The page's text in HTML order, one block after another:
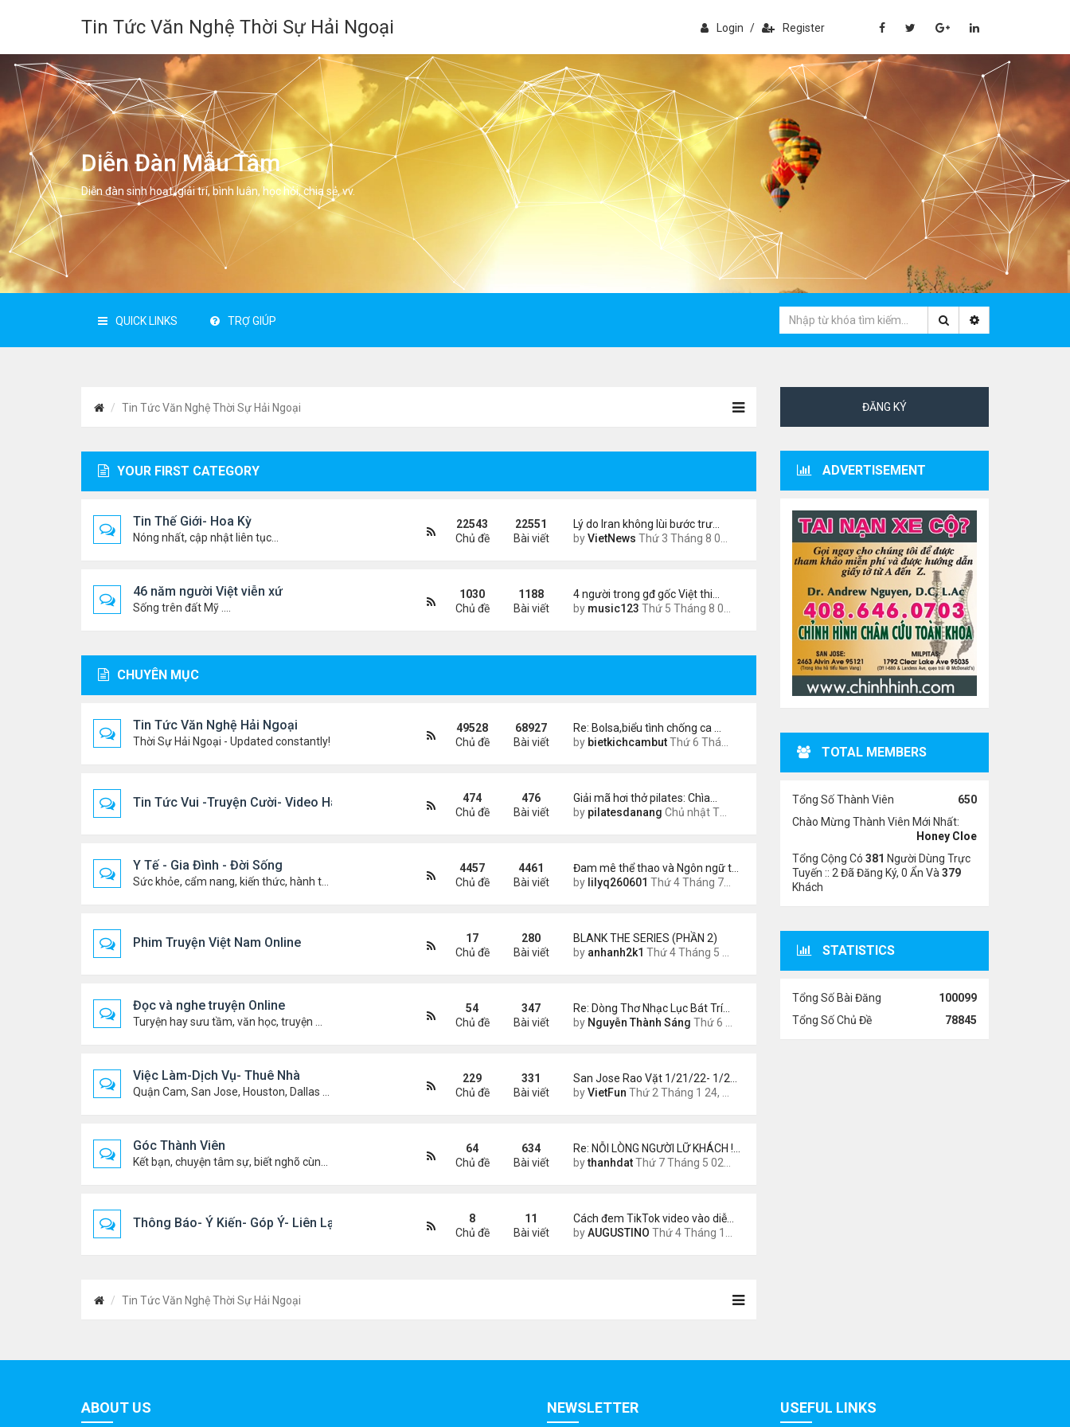
Tin Tức Văn Nghệ Thời Sự Hải Ngoại Login / Register
Diễn Đàn Mẫu Tâm
Diễn đàn sinh hoạt, giải trí, bình luân, học hỏi, chia sẻ, vv.
QUICK LINKS TRỢ GIÚP
Tin Tức Văn Nghệ Thời Sự Hải Ngoại
YOUR FIRST CATEGORY
Tin Thế Giới- Hoa Kỳ
Nóng nhất, cập nhật liên tục...
Lý do Iran không lùi bước trư…
byVietNews Thứ 3 Tháng 8 04, 2026 4:32 pm
22543
Chủ đề
22551
Bài viết
46 năm người Việt viễn xứ
Sống trên đất Mỹ ....
4 người trong gđ gốc Việt thi…
by music123 Thứ 5 Tháng 8 06, 2026 4:06 pm
1030
Chủ đề
1188
Bài viết
CHUYÊN MỤC
Tin Tức Văn Nghệ Hải Ngoại
Thời Sự Hải Ngoại - Updated constantly!
Re: Bolsa,biểu tình chống ca …
by bietkichcambutThứ 6 Tháng 8 07, 2026 8:13 pm
49528
Chủ đề
68927
Bài viết
Tin Tức Vui -Truyện Cười- Video Hài
Giải mã hơi thở pilates: Chìa…
by pilatesdanang Chủ nhật Tháng 7 27, 2025 12:57 pm
474
Chủ đề
476
Bài viết
Y Tế - Gia Đình - Đời Sống
Đam mê thể thao và Ngôn ngữ t…
by lilyq260601 Thứ 4 Tháng 7 22, 2026 7:13 pm
4457
Chủ đề
4461
Bài viết
Phim Truyện Việt Nam Online
BLANK THE SERIES (PHẦN 2)
by anhanh2k1 Thứ 4 Tháng 5 29, 2024 3:16 am
17
Chủ đề
280
Bài viết
Đọc và nghe truyện Online
Re: Dòng Thơ Nhạc Lục Bát Trí…
by Nguyễn Thành Sáng Thứ 6 Tháng 8 07, 2026 8:49 pm
54
Chủ đề
347
Bài viết
Việc Làm-Dịch Vụ- Thuê Nhà
San Jose Rao Vặt 1/21/22- 1/2…
byVietFun Thứ 2 Tháng 1 24, 2022 10:25 pm
229
Chủ đề
331
Bài viết
Góc Thành Viên
Re: NỖI LÒNG NGƯỜI LỮ KHÁCH !…
bythanhdatThứ 7 Tháng 5 02, 2026 8:40 am
64
Chủ đề
634
Bài viết
Thông Báo- Ý Kiến- Góp Ý- Liên Lạc
Cách đem TikTok video vào diễ…
byAUGUSTINO Thứ 4 Tháng 11 11, 2020 11:44 am
8
Chủ đề
11
Bài viết
Tin Tức Văn Nghệ Thời Sự Hải Ngoại
ĐĂNG KÝ
ADVERTISEMENT
TOTAL MEMBERS
Tổng Số Thành Viên
650
Chào Mừng Thành Viên Mới Nhất:
Honey Cloe
Tổng Cộng Có 381 Người Dùng Trực
Tuyến :: 2 Đã Đăng Ký, 0 Ẩn Và 379
Khách
STATISTICS
Tổng Số Bài Đăng
100099
Tổng Số Chủ Đề
78845
ABOUT US NEWSLETTER USEFUL LINKS